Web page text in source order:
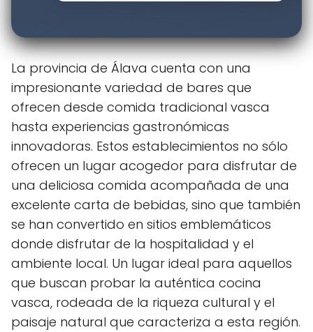
La provincia de Álava cuenta con una
impresionante variedad de bares que
ofrecen desde comida tradicional vasca
hasta experiencias gastronómicas
innovadoras. Estos establecimientos no sólo
ofrecen un lugar acogedor para disfrutar de
una deliciosa comida acompañada de una
excelente carta de bebidas, sino que también
se han convertido en sitios emblemáticos
donde disfrutar de la hospitalidad y el
ambiente local. Un lugar ideal para aquellos
que buscan probar la auténtica cocina
vasca, rodeada de la riqueza cultural y el
paisaje natural que caracteriza a esta región.